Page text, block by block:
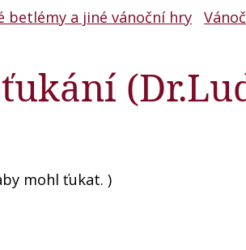
betlémy a jiné vánoční hry
mohl ťukat. )